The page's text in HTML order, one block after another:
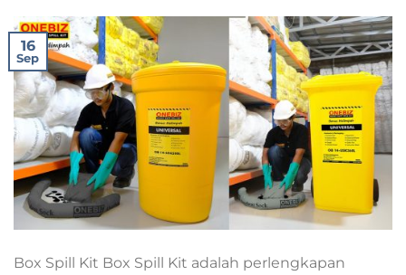
16
Sep
Box Spill Kit Box Spill Kit adalah perlengkapan